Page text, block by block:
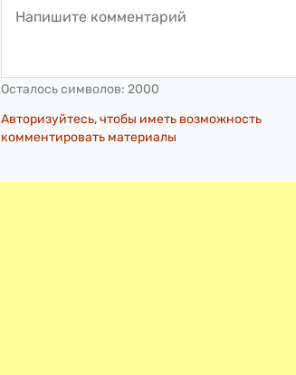
Осталось символов: 2000
Авторизуйтесь, чтобы иметь возможность
комментировать материалы